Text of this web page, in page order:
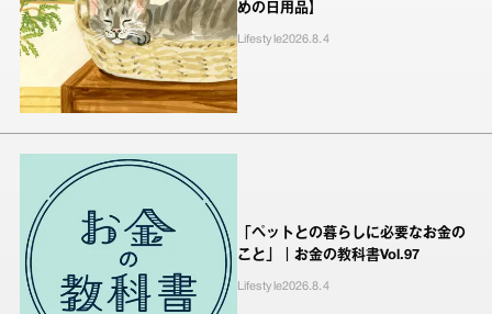
めの日用品】
Lifestyle2026.8.4
「ペットとの暮らしに必要なお金の
こと」｜お金の教科書Vol.97
Lifestyle2026.8.4